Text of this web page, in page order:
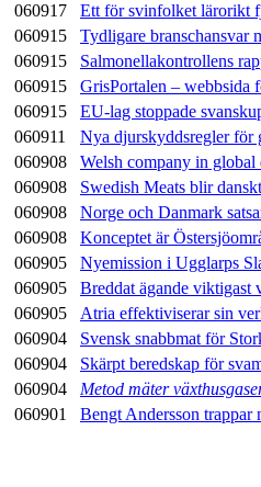
060917
Ett för svinfolket lärorikt
060915
Tydligare branschansvar
060915
Salmonellakontrollens
060915
GrisPortalen – webbsida
060915
EU-lag stoppade
060911
Nya djurskyddsregler för
060908
Welsh company in
060908
Swedish Meats blir
060908
Norge och Danmark
060908
Konceptet är
060905
Nyemission i Ugglarps
060905
Breddat ägande viktigast
060905
Atria effektiviserar sin
060904
Svensk snabbmat för
060904
Skärpt beredskap för
060904
Metod mäter
060901
Bengt Andersson trappar